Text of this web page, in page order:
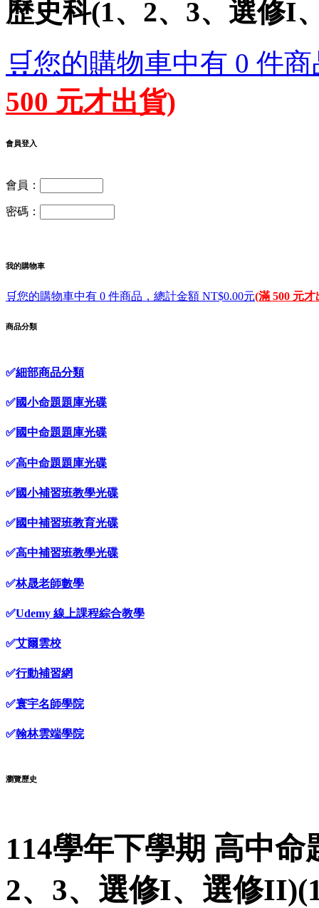
歷史科(1、2、3、選修I
🛒您的購物車中有 0 件
500 元才出貨)
會員登入
會員：
密碼：
我的購物車
🛒您的購物車中有 0 件商品，總計金額 NT$0.00元(滿 500 元才
商品分類
✅細部商品分類
✅國小命題題庫光碟
✅國中命題題庫光碟
✅高中命題題庫光碟
✅國小補習班教學光碟
✅國中補習班教育光碟
✅高中補習班教學光碟
✅林晟老師數學
✅Udemy 線上課程綜合教學
✅艾爾雲校
✅行動補習網
✅寰宇名師學院
✅翰林雲端學院
瀏覽歷史
114學年下學期 高中
2、3、選修I、選修